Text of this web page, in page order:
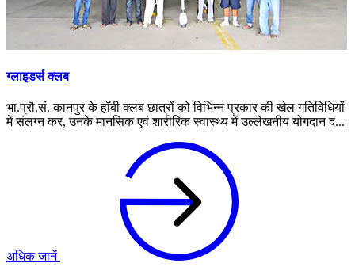
ग्लाइडर्स क्लब
भा.प्रौ.सं. कानपुर के हॉबी क्लब छात्रों को विभिन्न प्रकार की खेल गतिविधियों
में संलग्न कर, उनके मानसिक एवं शारीरिक स्वास्थ्य में उल्लेखनीय योगदान द...
अधिक जानें